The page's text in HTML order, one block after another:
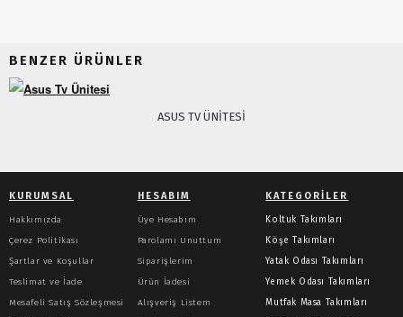
BENZER ÜRÜNLER
ASUS TV ÜNITESI
KURUMSAL
Hakkımızda
Çerez Politikası
Şartlar ve Koşullar
Teslimat ve İade
Mesafeli Satış Sözleşmesi
HESABIM
Üye Hesabım
Parolamı Unuttum
Siparişlerim
Ürün İadesi
Alışveriş Listem
KATEGORILER
Koltuk Takımları
Köşe Takımları
Yatak Odası Takımları
Yemek Odası Takımları
Mutfak Masa Takımları